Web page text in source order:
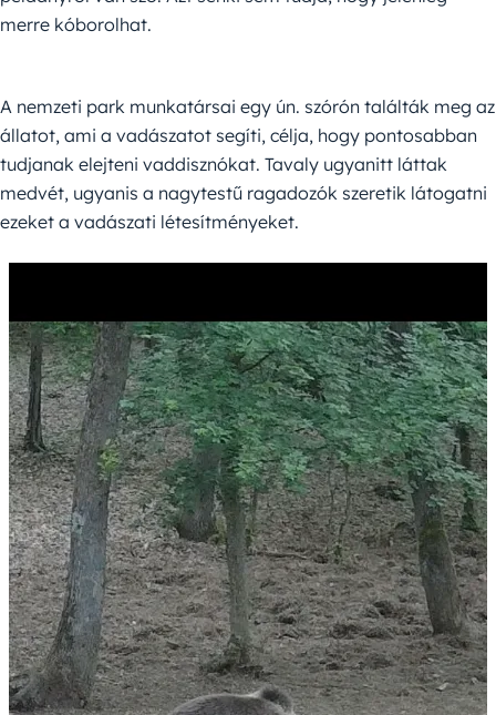
merre kóborolhat.
A nemzeti park munkatársai egy ún. szórón találták meg az
állatot, ami a vadászatot segíti, célja, hogy pontosabban
tudjanak elejteni vaddisznókat. Tavaly ugyanitt láttak
medvét, ugyanis a nagytestű ragadozók szeretik látogatni
ezeket a vadászati létesítményeket.